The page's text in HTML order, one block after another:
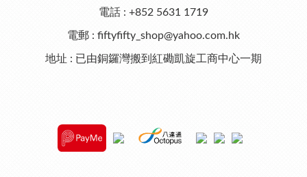
電話 : +852 5631 1719
電郵 : fiftyfifty_shop@yahoo.com.hk
地址 : 已由銅鑼灣搬到紅磡凱旋工商中心一期